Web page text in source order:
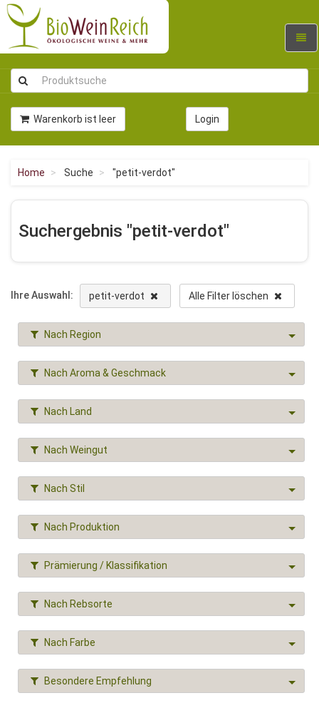
Warenkorb ist leer Login
Home Suche "petit-verdot"
Suchergebnis "petit-verdot"
Ihre Auswahl: petit-verdot Alle Filter löschen
Nach Region
Nach Aroma & Geschmack
Nach Land
Nach Weingut
Nach Stil
Nach Produktion
Prämierung / Klassifikation
Nach Rebsorte
Nach Farbe
Besondere Empfehlung